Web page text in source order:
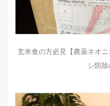
玄米食の方必見【農薬ネオ
シ防